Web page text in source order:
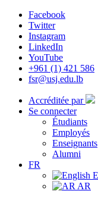
Facebook
Twitter
Instagram
LinkedIn
YouTube
+961 (1) 421 586
fsr@usj.edu.lb
Accréditée par
Se connecter
Étudiants
Employés
Enseignants
Alumni
FR
AR